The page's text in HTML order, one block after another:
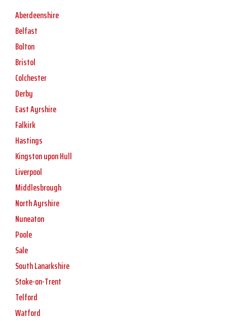
Aberdeenshire
Belfast
Bolton
Bristol
Colchester
Derby
East Ayrshire
Falkirk
Hastings
Kingston upon Hull
Liverpool
Middlesbrough
North Ayrshire
Nuneaton
Poole
Sale
South Lanarkshire
Stoke-on-Trent
Telford
Watford